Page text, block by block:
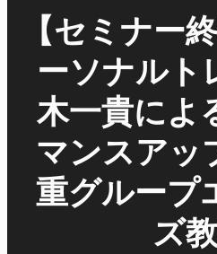
【セミナー
ーソナルト
木一貴によ
マンスアッ
重グループ
ズ